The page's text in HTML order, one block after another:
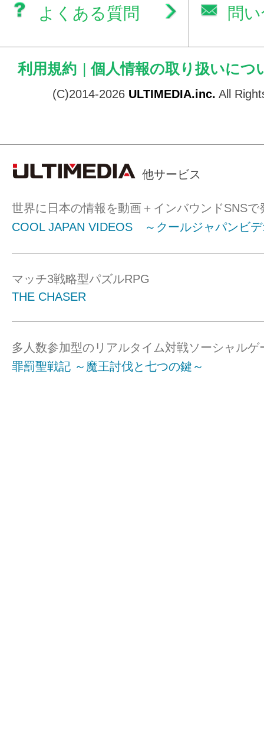
よくある質問 問
利用規約 | 個人情報の取り扱いにつ
(C)2014-2026 ULTIMEDIA.inc. All
他サービス
世界に日本の情報を動画＋インバウンドSNSで
COOL JAPAN VIDEOS ～クールジャパンビ
マッチ3戦略型パズルRPG
THE CHASER
多人数参加型のリアルタイム対戦ソーシャルゲ
罪罰聖戦記 ～魔王討伐と七つの鍵～